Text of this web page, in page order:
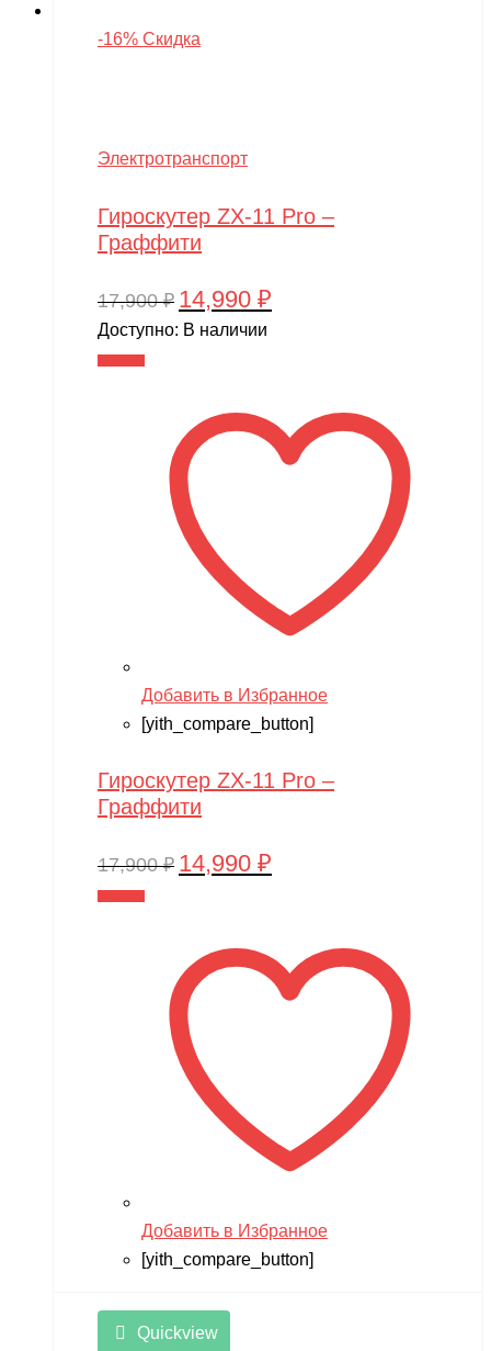
-16% Скидка
Электротранспорт
Гироскутер ZX-11 Pro –
Граффити
17,900₽ Первоначальная
цена
14,990 ₽
Доступно: В наличии
Добавить в Избранное
[yith_compare_button]
Гироскутер ZX-11 Pro –
Граффити
17,900₽ Первоначальная
17,900 ₽.
14,990 ₽
Добавить в Избранное
[yith_compare_button]
Quickview